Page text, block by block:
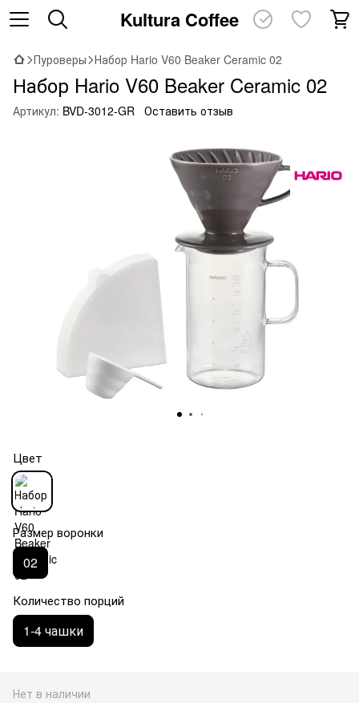
Kultura Coffee
Пуроверы Набор Hario V60 Beaker Ceramic 02
Набор Hario V60 Beaker Ceramic 02
Артикул: BVD-3012-GR Оставить отзыв
Цвет
Размер воронки
02
Количество порций
1-4 чашки
Нет в наличии